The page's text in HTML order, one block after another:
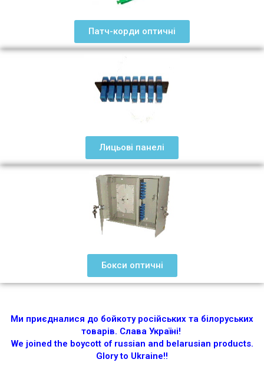
Патч-корди оптичні
Лицьові панелі
Бокси оптичні
Ми приєдналися до бойкоту російських та білоруських
товарів. Слава Україні!
We joined the boycott of russian and belarusian products.
Glory to Ukraine!!